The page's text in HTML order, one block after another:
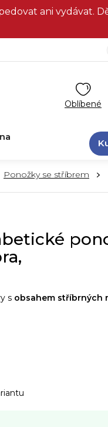
ani vydávat.
Ponožky se stříbrem
s obsahem stříbrných